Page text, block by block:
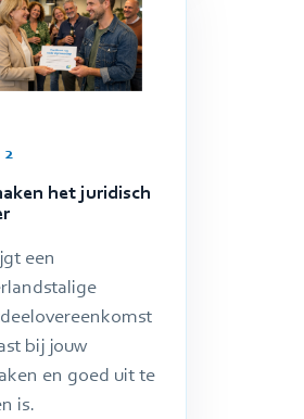
2
het juridisch
een
bij jouw
en goed uit te
is.